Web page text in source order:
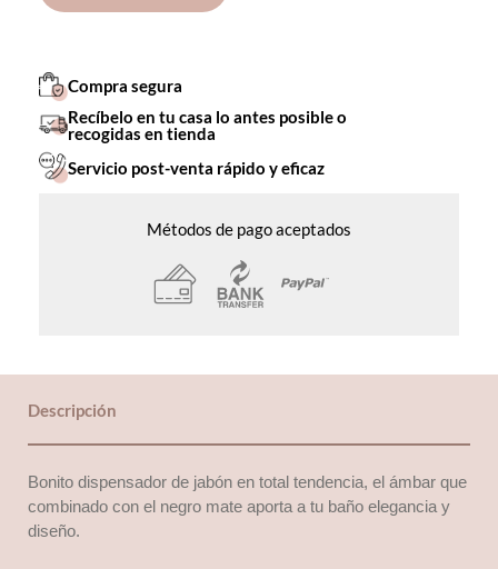
Compra segura
Recíbelo en tu casa lo antes posible o
recogidas en tienda
Servicio post-venta rápido y eficaz
Métodos de pago aceptados
Descripción
Bonito dispensador de jabón en total tendencia, el ámbar que
combinado con el negro mate aporta a tu baño elegancia y
diseño.